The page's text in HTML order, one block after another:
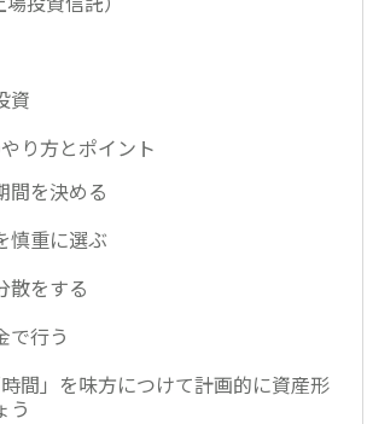
資
り方とポイント
間を決める
慎重に選ぶ
散をする
で行う
間」を味方につけて計画的に資産形
う